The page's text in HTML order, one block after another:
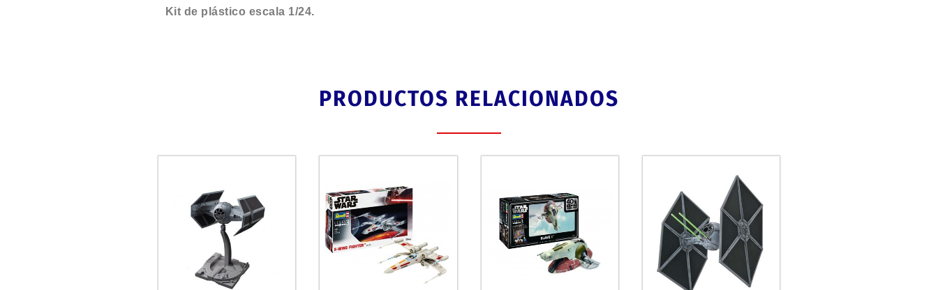
Kit de plástico escala 1/24.
PRODUCTOS RELACIONADOS